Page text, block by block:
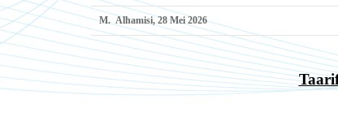
M. Alhamisi, 28 Mei 2026